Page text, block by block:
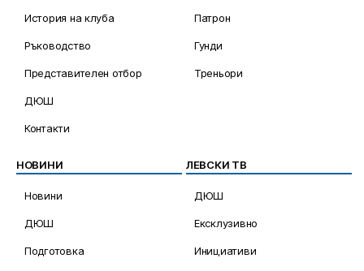
История на клуба
Ръководство
Представителен отбор
ДЮШ
Контакти
Патрон
Гунди
Треньори
НОВИНИ
Новини
ДЮШ
Подготовка
ЛЕВСКИ ТВ
ДЮШ
Ексклузивно
Инициативи